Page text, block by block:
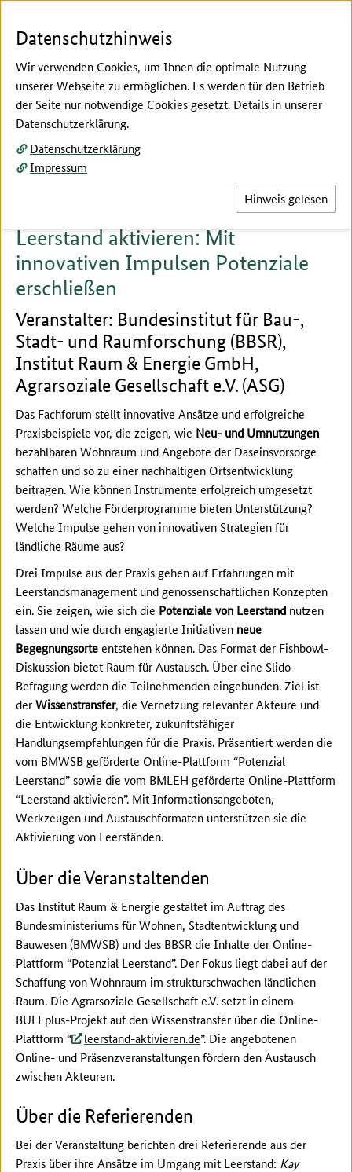
Hier beginnt der Hauptinhalt dieser Seite
Fachforum 2
Leerstand aktivieren: Mit
innovativen Impulsen Potenziale
erschließen
Veranstalter: Bundesinstitut für Bau-,
Stadt- und Raumforschung (BBSR),
Institut Raum & Energie GmbH,
Agrarsoziale Gesellschaft e.V. (ASG)
Das Fachforum stellt innovative Ansätze und erfolgreiche
Praxisbeispiele vor, die zeigen, wie Neu- und Umnutzungen
bezahlbaren Wohnraum und Angebote der Daseinsvorsorge
schaffen und so zu einer nachhaltigen Ortsentwicklung
beitragen. Wie können Instrumente erfolgreich umgesetzt
werden? Welche Förderprogramme bieten Unterstützung?
Welche Impulse gehen von innovativen Strategien für
ländliche Räume aus?
Drei Impulse aus der Praxis gehen auf Erfahrungen mit
Leerstandsmanagement und genossenschaftlichen Konzepten
ein. Sie zeigen, wie sich die Potenziale von Leerstand nutzen
lassen und wie durch engagierte Initiativen neue
Begegnungsorteentstehen können. Das Format der Fishbowl-
Diskussion bietet Raum für Austausch. Über eine Slido-
Befragung werden die Teilnehmenden eingebunden. Ziel ist
derWissenstransfer, die Vernetzung relevanter Akteure und
die Entwicklung konkreter, zukunftsfähiger
Handlungsempfehlungen für die Praxis. Präsentiert werden die
vom BMWSB geförderte Online-Plattform “Potenzial
Leerstand” sowie die vom BMLEH geförderte Online-Plattform
“Leerstand aktivieren”. Mit Informationsangeboten,
Werkzeugen und Austauschformaten unterstützen sie die
Aktivierung von Leerständen.
Über die Veranstaltenden
Das Institut Raum & Energie gestaltet im Auftrag des
Bundesministeriums für Wohnen, Stadtentwicklung und
Bauwesen (BMWSB) und des BBSR die Inhalte der Online-
Plattform “Potenzial Leerstand”. Der Fokus liegt dabei auf der
Schaffung von Wohnraum im strukturschwachen ländlichen
Raum. Die Agrarsoziale Gesellschaft e.V. setzt in einem
BULEplus-Projekt auf den Wissenstransfer über die Online-
Plattform “
leerstand-aktivieren.de”. Die angebotenen
Online- und Präsenzveranstaltungen fördern den Austausch
zwischen Akteuren.
Über die Referierenden
Bei der Veranstaltung berichten drei Referierende aus der
Praxis über ihre Ansätze im Umgang mit Leerstand: Kay
Datenschutzhinweis
Wir verwenden Cookies, um Ihnen die optimale Nutzung
unserer Webseite zu ermöglichen. Es werden für den Betrieb
der Seite nur notwendige Cookies gesetzt. Details in unserer
Datenschutzerklärung.
Datenschutzerklärung
Impressum
Hinweis gelesen